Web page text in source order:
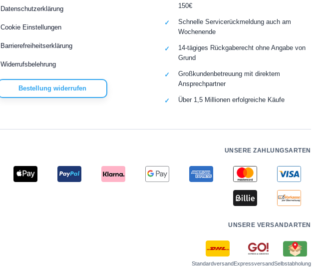
Datenschutzerklärung
Cookie Einstellungen
Barrierefreiheitserklärung
Widerrufsbelehrung
Bestellung widerrufen
150€
Schnelle Servicerückmeldung auch am
Wochenende
14-tägiges Rückgaberecht ohne Angabe von
Grund
Großkundenbetreuung mit direktem
Ansprechpartner
Über 1,5 Millionen erfolgreiche Käufe
UNSERE ZAHLUNGSARTEN
UNSERE VERSANDARTEN
StandardversandExpressversandSelbstabholung